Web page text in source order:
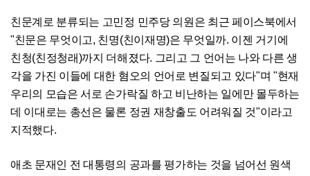
친문계로 분류되는 고민정 민주당 의원은 최근 페이스북에서
"친문은 무엇이고, 친명(친이재명)은 무엇일까. 이젠 거기에
친청(친정청래)까지 더해졌다. 그리고 그 언어는 나와 다른 생
각을 가진 이들에 대한 혐오의 언어로 변질되고 있다"며 "현재
우리의 모습은 서로 손가락질 하고 비난하는 일에만 몰두하는
데 이대로는 총선은 물론 정권 재창출도 어려워질 것"이라고
지적했다.
애초 문재인 전 대통령의 공과를 평가하는 것을 넘어선 원색